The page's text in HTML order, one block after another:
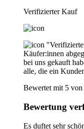
Verifizierter Kauf
Käufer:innen
bei uns gekauft
alle, die ein
Bewertet mit 5 von
Bewertung
Es duftet sehr